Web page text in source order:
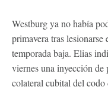
Westburg ya no había
primavera tras
temporada baja. Elias
viernes una inyección de
colateral cubital del codo